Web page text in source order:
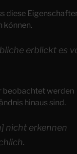
diese
können.
erblickt es
beobachtet werden
hinaus sind.
nicht erkennen